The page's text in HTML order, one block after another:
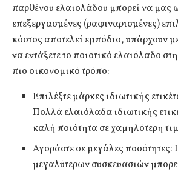
παρθένου ελαιολάδου μπορεί να μας
επεξεργασμένες (ραφιναρισμένες)
κόστος αποτελεί εμπόδιο, υπάρχουν
να εντάξετε το ποιοτικό ελαιόλαδο
πιο οικονομικό τρόπο:
Επιλέξτε μάρκες ιδιωτικής
Πολλά ελαιόλαδα ιδιωτικής
καλή ποιότητα σε χαμηλότερη
Αγοράστε σε μεγάλες
μεγαλύτερων συσκευασιών